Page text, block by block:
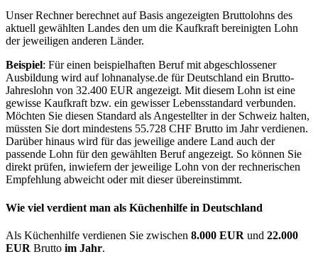
Unser Rechner berechnet auf Basis angezeigten Bruttolohns des
aktuell gewählten Landes den um die Kaufkraft bereinigten Lohn
der jeweiligen anderen Länder.
Beispiel: Für einen beispielhaften Beruf mit abgeschlossener
Ausbildung wird auf lohnanalyse.de für Deutschland ein Brutto-
Jahreslohn von 32.400 EUR angezeigt. Mit diesem Lohn ist eine
gewisse Kaufkraft bzw. ein gewisser Lebensstandard verbunden.
Möchten Sie diesen Standard als Angestellter in der Schweiz halten,
müssten Sie dort mindestens 55.728 CHF Brutto im Jahr verdienen.
Darüber hinaus wird für das jeweilige andere Land auch der
passende Lohn für den gewählten Beruf angezeigt. So können Sie
direkt prüfen, inwiefern der jeweilige Lohn von der rechnerischen
Empfehlung abweicht oder mit dieser übereinstimmt.
Wie viel verdient man als Küchenhilfe in Deutschland
Als Küchenhilfe verdienen Sie zwischen 8.000 EUR und 22.000
EUR Brutto im Jahr.